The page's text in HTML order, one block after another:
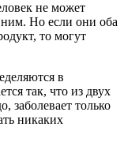
не может
ним. Но если они оба
то могут
в
так, что из двух
заболевает только
никаких